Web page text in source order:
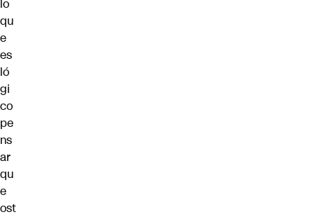
lo
qu
e
es
ló
gi
co
pe
ns
ar
qu
e
ost